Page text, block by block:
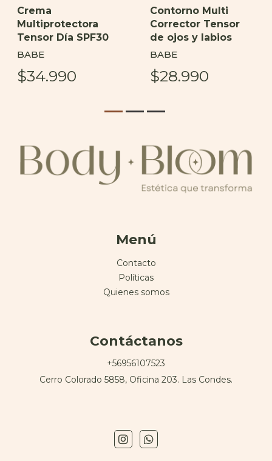
Crema
Multiprotectora
Tensor Día SPF30
BABE
$34.990
Contorno Multi
Corrector Tensor
de ojos y labios
BABE
$28.990
Menú
Contacto
Políticas
Quienes somos
Contáctanos
+56956107523
Cerro Colorado 5858, Oficina 203. Las Condes.